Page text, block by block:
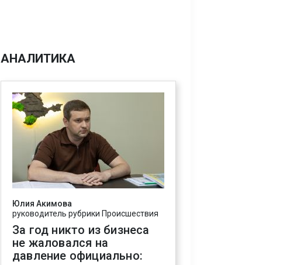
АНАЛИТИКА
Юлия Акимова
руководитель рубрики Происшествия
За год никто из бизнеса
не жаловался на
давление официально: